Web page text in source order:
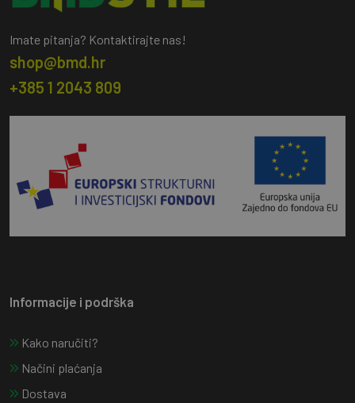
Imate pitanja? Kontaktirajte nas!
shop@bmd.hr
+385 1 2043 809
Informacije i podrška
Kako naručiti?
Načini plaćanja
Dostava